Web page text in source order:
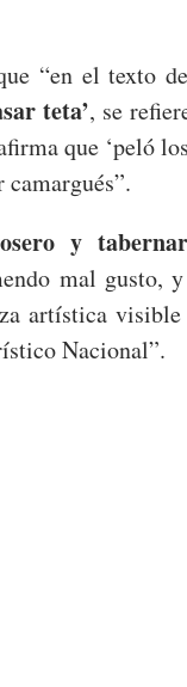
“en el texto
teta’, se
que ‘peló
y
mal gusto,
artística
Nacional”.